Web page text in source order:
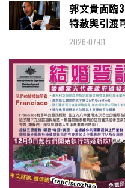
郭文貴面臨
特赦與引渡
2026-07-01